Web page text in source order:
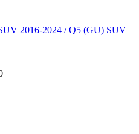
2016-2024 / Q5 (GU) SUV